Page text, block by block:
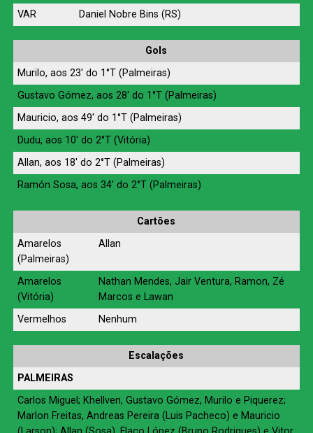
VAR
Daniel Nobre Bins (RS)
Gols
Murilo, aos 23′ do 1°T (Palmeiras)
Gustavo Gómez, aos 28′ do 1°T (Palmeiras)
Mauricio, aos 49′ do 1°T (Palmeiras)
Dudu, aos 10′ do 2°T (Vitória)
Allan, aos 18′ do 2°T (Palmeiras)
Ramón Sosa, aos 34′ do 2°T (Palmeiras)
Cartões
Amarelos
(Palmeiras)
Allan
Amarelos
(Vitória)
Nathan Mendes, Jair Ventura, Ramon, Zé
Marcos e Lawan
Vermelhos
Nenhum
Escalações
PALMEIRAS
Carlos Miguel; Khellven, Gustavo Gómez, Murilo e Piquerez;
Marlon Freitas, Andreas Pereira (Luis Pacheco) e Mauricio